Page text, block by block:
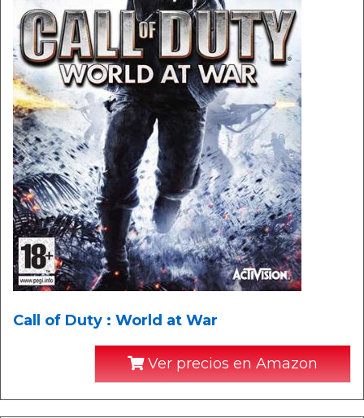
Call of Duty : World at War
Ver precios en Amazon